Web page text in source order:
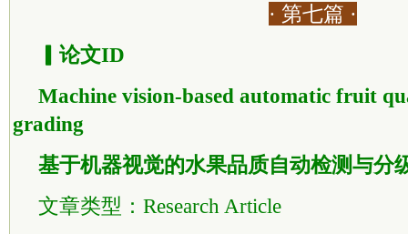
· 第七篇 ·
▎论文ID
Machine vision-based automatic fruit
grading
基于机器视觉的水果品质自动检测与分
文章类型：Research Article